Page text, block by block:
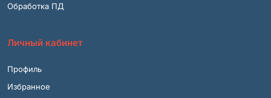
Обработка ПД
Личный кабинет
Профиль
Избранное